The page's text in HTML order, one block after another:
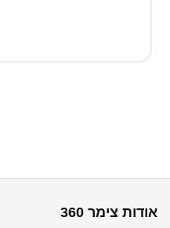
אודות צימר 360